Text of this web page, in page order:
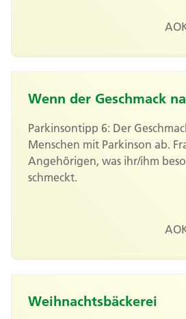
Wenn der Geschmack
Parkinsontipp 6: Der
Menschen mit Parkinson ab.
Angehörigen, was ihr/ihm
schmeckt.
Weihnachtsbäckerei